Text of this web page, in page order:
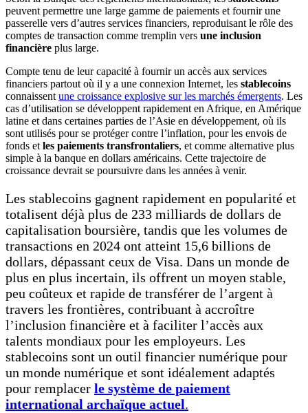
peuvent permettre une large gamme de paiements et fournir une
passerelle vers d’autres services financiers, reproduisant le rôle des
comptes de transaction comme tremplin vers une inclusion
financière plus large.
Compte tenu de leur capacité à fournir un accès aux services
financiers partout où il y a une connexion Internet, les stablecoins
connaissent une croissance explosive sur les marchés émergents. Les
cas d’utilisation se développent rapidement en Afrique, en Amérique
latine et dans certaines parties de l’Asie en développement, où ils
sont utilisés pour se protéger contre l’inflation, pour les envois de
fonds et les paiements transfrontaliers, et comme alternative plus
simple à la banque en dollars américains. Cette trajectoire de
croissance devrait se poursuivre dans les années à venir.
Les stablecoins gagnent rapidement en popularité et
totalisent déjà plus de 233 milliards de dollars de
capitalisation boursière, tandis que les volumes de
transactions en 2024 ont atteint 15,6 billions de
dollars, dépassant ceux de Visa. Dans un monde de
plus en plus incertain, ils offrent un moyen stable,
peu coûteux et rapide de transférer de l’argent à
travers les frontières, contribuant à accroître
l’inclusion financière et à faciliter l’accès aux
talents mondiaux pour les employeurs. Les
stablecoins sont un outil financier numérique pour
un monde numérique et sont idéalement adaptés
pour remplacer le système de paiement
international archaïque actuel.